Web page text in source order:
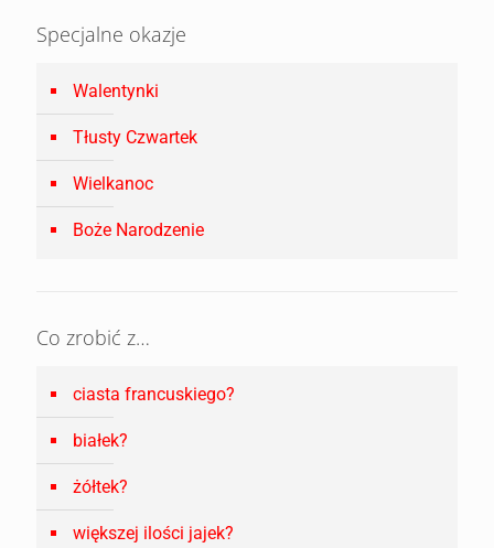
Specjalne okazje
Walentynki
Tłusty Czwartek
Wielkanoc
Boże Narodzenie
Co zrobić z…
ciasta francuskiego?
białek?
żółtek?
większej ilości jajek?